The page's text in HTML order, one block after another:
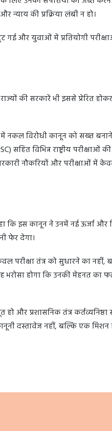
की प्रक्रिया लंबी न हो।
गई और युवाओं में प्रतियोगी
की सरकारें भी इससे प्रेरित
में नकल विरोधी कानून को सख्त
विभिन्न राष्ट्रीय
नौकरियों और परीक्षाओं में
कि इस कानून ने उनमें नई ऊर्जा
फेर देगा।
तंत्र को सुधारने का नहीं,
होगा कि उनकी मेहनत का
और प्रशासनिक तंत्र
दस्तावेज नहीं, बल्कि एक मिशन है,